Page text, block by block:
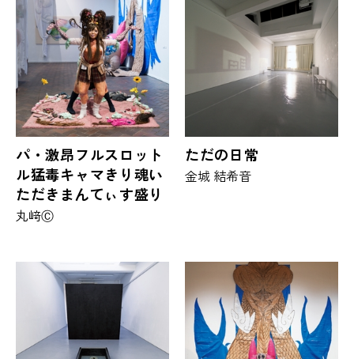
パ・激昂フルスロット
ル猛毒キャマきり魂い
ただきまんてぃす盛り
丸﨑Ⓒ
ただの日常
金城 結希音